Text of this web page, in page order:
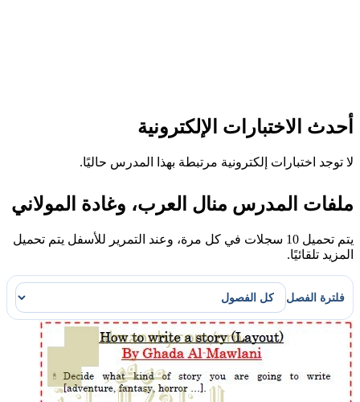
أحدث الاختبارات الإلكترونية
لا توجد اختبارات إلكترونية مرتبطة بهذا المدرس حاليًا.
ملفات المدرس منال العرب، وغادة المولاني
يتم تحميل 10 سجلات في كل مرة، وعند التمرير للأسفل يتم تحميل
المزيد تلقائيًا.
فلترة الفصل